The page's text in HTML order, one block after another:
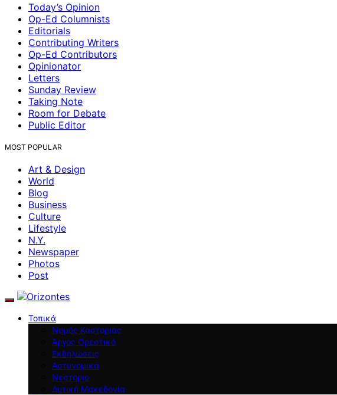
Today’s Opinion
Op-Ed Columnists
Editorials
Contributing Writers
Op-Ed Contributors
Opinionator
Letters
Sunday Review
Taking Note
Room for Debate
Public Editor
MOST POPULAR
Art & Design
World
Blog
Business
Culture
Lifestyle
N.Y.
Newspaper
Photos
Post
Τοπικά
Νομός Καστοριάς
Άργος Ορεστικό
Εκδηλώσεις
Αστυνομικά
Νεστόριο
Δυτική Μακεδονία